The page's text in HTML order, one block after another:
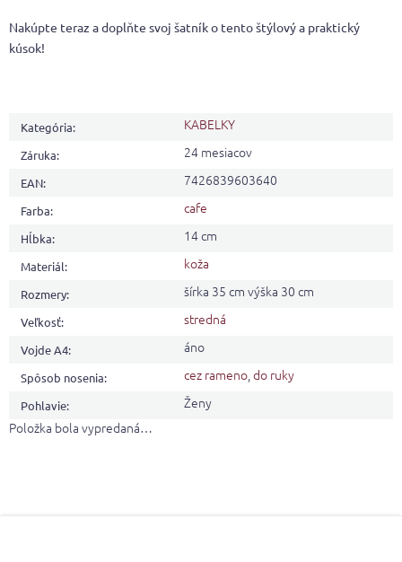
Nakúpte teraz a doplňte svoj šatník o tento štýlový a praktický
kúsok!
Kategória: KABELKY
Záruka: 24 mesiacov
EAN: 7426839603640
Farba: cafe
Hĺbka: 14 cm
Materiál: koža
Rozmery: šírka 35 cm výška 30 cm
Veľkosť: stredná
Vojde A4: áno
Spôsob nosenia: cez rameno,do ruky
Pohlavie:
Ženy
Položka bola vypredaná…